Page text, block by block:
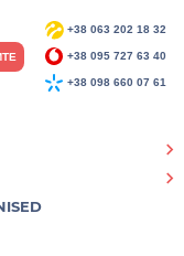
+38 063 202 18 32
+38 095 727 63 40
+38 098 660 07 61